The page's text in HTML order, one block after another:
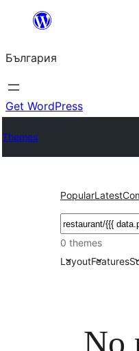
България
Get WordPress
Themes
PopularLatest
Търсене
0 themes
LayoutFeatures
No